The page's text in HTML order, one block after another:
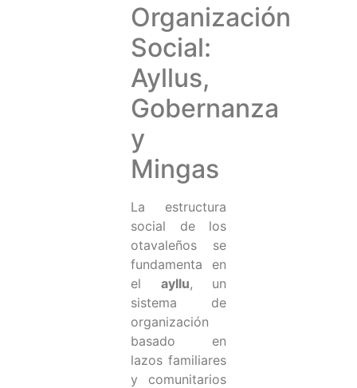
Organización
Social:
Ayllus,
Gobernanza
y
Mingas
La estructura
social de los
otavaleños se
fundamenta en
el ayllu, un
sistema de
organización
basado en
lazos familiares
y comunitarios